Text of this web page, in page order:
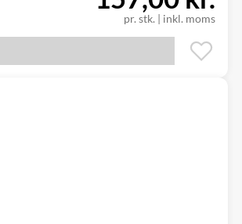
pr. stk. | inkl. moms